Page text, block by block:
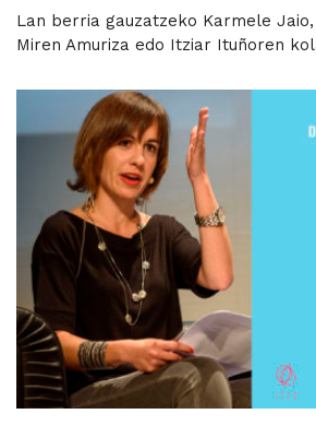
Lan berria gauzatzeko Karmele
Miren Amuriza edo Itziar Ituñoren